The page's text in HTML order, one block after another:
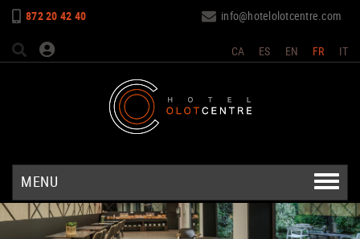
872 20 42 40 info@hotelolotcentre.com
CA ES EN FR IT
MENU